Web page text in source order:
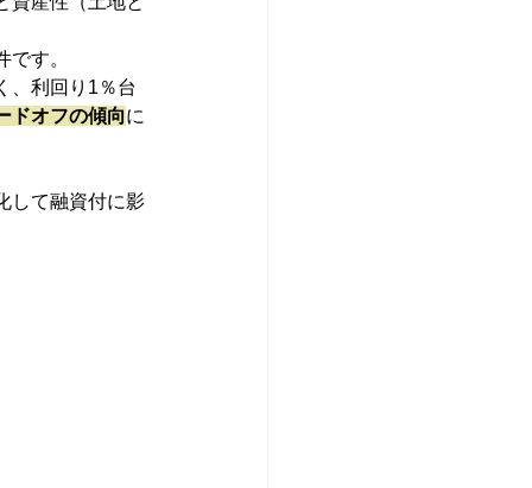
す。
、利回り1％台
ドオフの傾向に
して融資付に影